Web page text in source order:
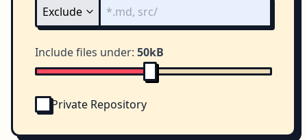
Include files under: 50kB
Private Repository